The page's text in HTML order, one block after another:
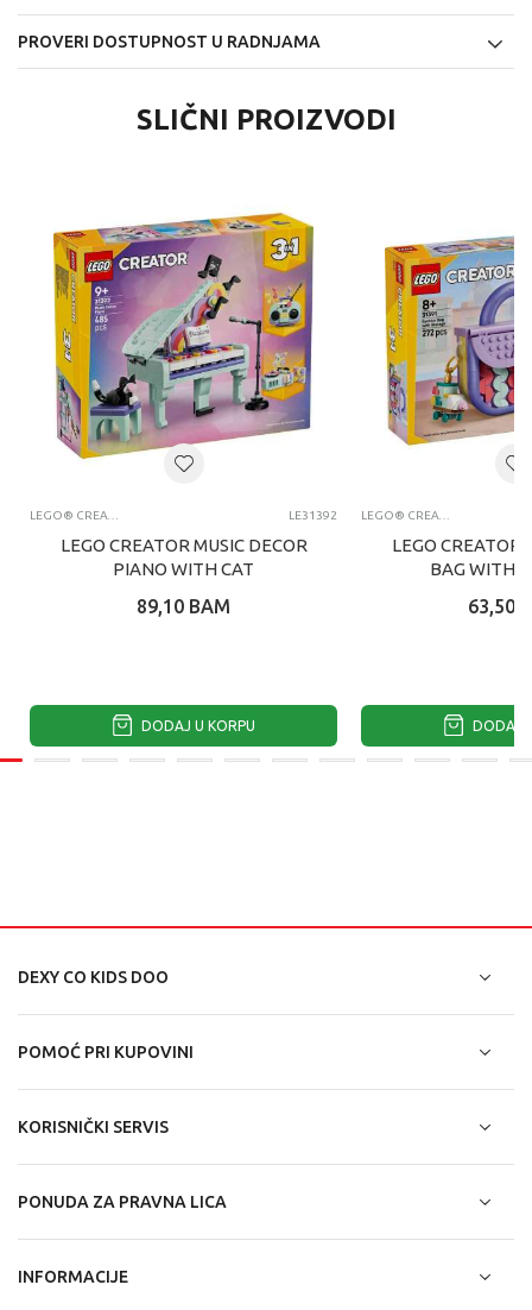
PROVERI DOSTUPNOST U RADNJAMA
SLIČNI PROIZVODI
LEGO® CREATOR LE31392
LEGO CREATOR MUSIC DECOR
PIANO WITH CAT
89,10 BAM
DODAJ U KORPU
LEGO® CREATOR
LEGO CREATOR
BAG WITH
63,50
DODAJ
DEXY CO KIDS DOO
POMOĆ PRI KUPOVINI
KORISNIČKI SERVIS
PONUDA ZA PRAVNA LICA
INFORMACIJE